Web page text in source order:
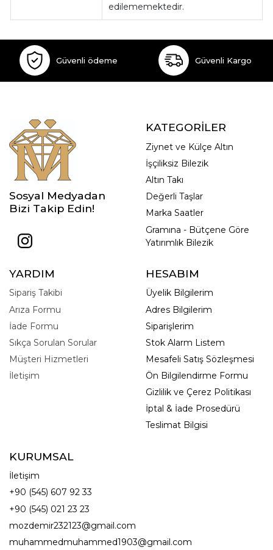
edilememektedir.
Güvenli ödeme Güvenli Kargo
Sosyal Medyadan
Bizi Takip Edin!
KATEGORİLER
Ziynet ve Külçe Altın
İşçiliksiz Bilezik
Altın Takı
Değerli Taşlar
Marka Saatler
Gramına - Bütçene Göre
Yatırımlık Bilezik
YARDIM
Sipariş Takibi
Arıza Formu
İade Formu
Sıkça Sorulan Sorular
Müşteri Hizmetleri
İletişim
HESABIM
Üyelik Bilgilerim
Adres Bilgilerim
Siparişlerim
Stok Alarm Listem
Mesafeli Satış Sözleşmesi
Ön Bilgilendirme Formu
Gizlilik ve Çerez Politikası
İptal & İade Prosedürü
Teslimat Bilgisi
KURUMSAL
İletişim
+90 (545) 607 92 33
+90 (545) 021 23 23
mozdemir232123@gmail.com
muhammedmuhammed1903@gmail.com